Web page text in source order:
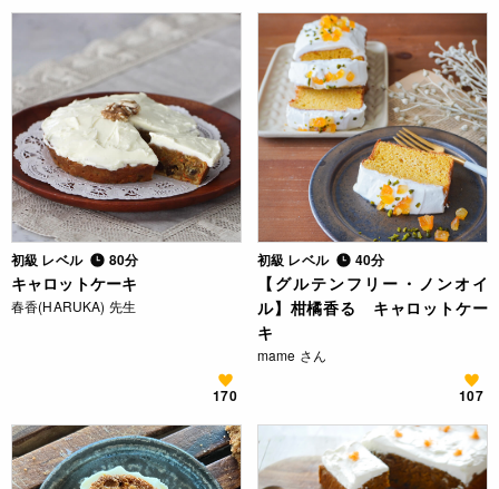
初級 レベル 80分
キャロットケーキ
春香(HARUKA) 先生
170
初級 レベル 40分
【グルテンフリー・ノンオイ
ル】柑橘香る キャロットケー
キ
mame さん
107